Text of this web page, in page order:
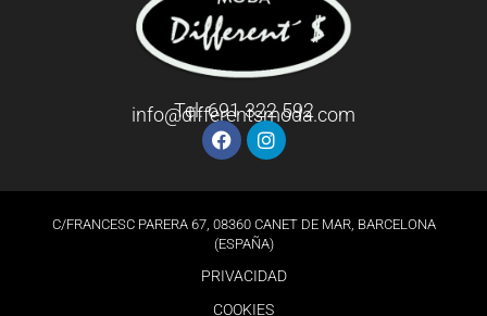
Tel: 691 322 592
info@differentsmoda.com
C/FRANCESC PARERA 67, 08360 CANET DE MAR, BARCELONA
(ESPAÑA)
PRIVACIDAD
COOKIES